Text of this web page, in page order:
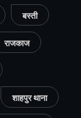
बस्ती
राजकाज
शाहपुर थाना